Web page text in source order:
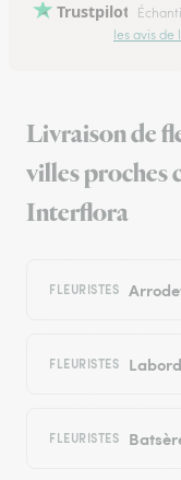
Trustpilot
les avis de
Livraison de
villes proches
Interflora
FLEURISTES
FLEURISTES
FLEURISTES